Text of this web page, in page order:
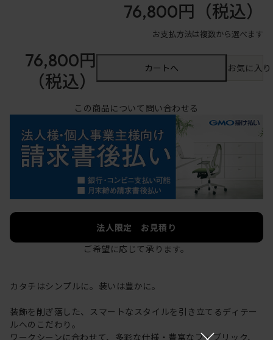
76,800円 （税込）
お支払方法は複数から選べます
76,800円
（税込）
カートへ お気に入
この商品について問い合わせる
法人限定 お見積り
ご希望に応じて承ります。
カタチはシンプルに。装いは豊かに。
装飾を削ぎ落した、スマートなスタイルを引き立てるディテー
ルへのこだわり。
ワークシーンに合わせて、多彩な仕様・豊富なファブリック、